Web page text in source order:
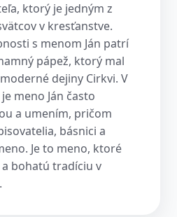
ktorý je jedným z
v kresťanstve.
s menom Ján patrí
pápež, ktorý mal
dejiny Cirkvi. V
meno Ján často
a umením, pričom
básnici a
Je to meno, ktoré
bohatú tradíciu v